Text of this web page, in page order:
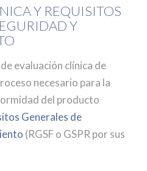
Y REQUISITOS
Y
evaluación clínica de
necesario para la
del producto
Generales de
(RGSF o GSPR por sus